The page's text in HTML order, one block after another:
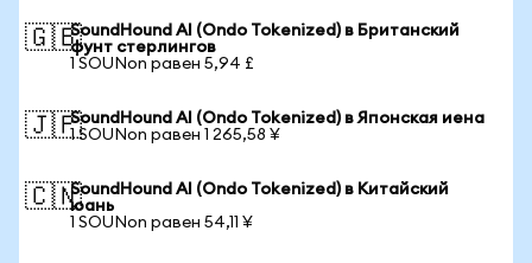
🇬🇧SoundHound AI (Ondo Tokenized) в Британский
фунт стерлингов
1 SOUNon равен 5,94 £
🇯🇵SoundHound AI (Ondo Tokenized) в Японская иена
1 SOUNon равен 1 265,58 ¥
🇨🇳SoundHound AI (Ondo Tokenized) в Китайский
юань
1 SOUNon равен 54,11 ¥